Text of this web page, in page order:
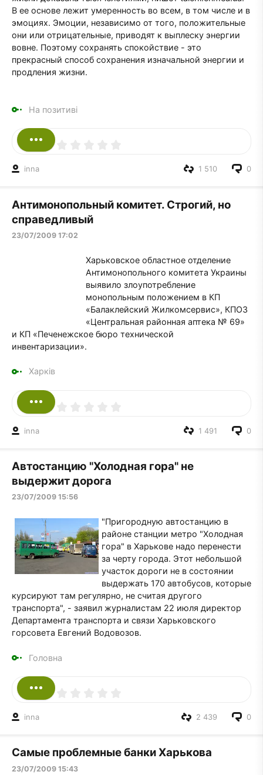
В ее основе лежит умеренность во всем, в том числе и в
эмоциях. Эмоции, независимо от того, положительные
они или отрицательные, приводят к выплеску энергии
вовне. Поэтому сохранять спокойствие - это
прекрасный способ сохранения изначальной энергии и
продления жизни.
На позитиві
inna 0
1 510
Антимонопольный комитет. Строгий, но
справедливый
23/07/2009 17:02
Харьковское областное отделение
Антимонопольного комитета Украины
выявило злоупотребление
монопольным положением в КП
«Балаклейский Жилкомсервис», КПОЗ
«Центральная районная аптека № 69»
и КП «Печенежское бюро технической
инвентаризации».
Харків
inna 0
1 491
Автостанцию "Холодная гора" не
выдержит дорога
23/07/2009 15:56
"Пригородную автостанцию в
районе станции метро "Холодная
гора" в Харькове надо перенести
за черту города. Этот небольшой
участок дороги не в состоянии
выдержать 170 автобусов, которые
курсируют там регулярно, не считая другого
транспорта", - заявил журналистам 22 июля директор
Департамента транспорта и связи Харьковского
горсовета Евгений Водовозов.
Головна
inna 0
2 439
Самые проблемные банки Харькова
23/07/2009 15:43